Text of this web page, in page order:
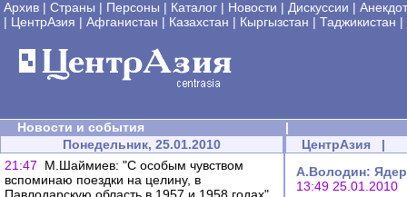
Архив | Страны | Персоны | Каталог | Новости | Дискуссии |
| ЦентрАзия | Афганистан | Казахстан | Кыргызстан | Таджикистан |
Новости и события
|
Понедельник, 25.01.2010
21:47
М.Шаймиев: "С особым чувством
вспоминаю поездки на целину, в
ЦентрАзия |
А.Володин:
13:49 25.01.2010